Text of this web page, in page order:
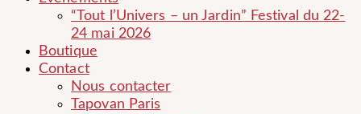
“Tout l’Univers – un Jardin” Festival du 22-
24 mai 2026
Boutique
Contact
Nous contacter
Tapovan Paris